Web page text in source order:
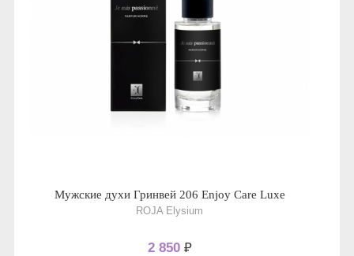
Мужские духи Гринвей 206 Enjoy Care Luxe
ROJA Elysium
2 850 ₽